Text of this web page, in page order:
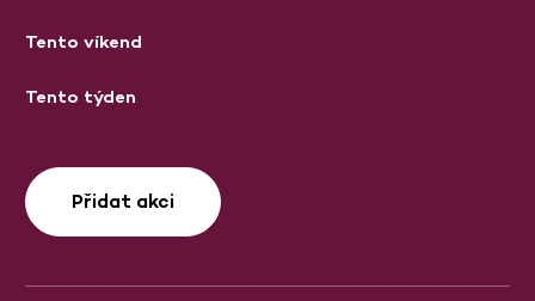
Tento víkend
Tento týden
Přidat akci